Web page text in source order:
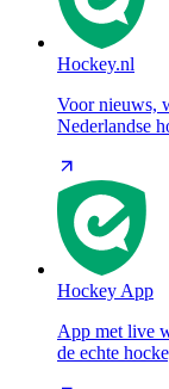
Hockey.nl
Voor nieuws,
Nederlandse
Hockey App
App met live
de echte